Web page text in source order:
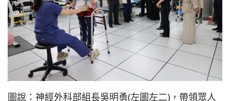
圖說：神經外科部組長吳明勇(左圖左二)，帶領眾人